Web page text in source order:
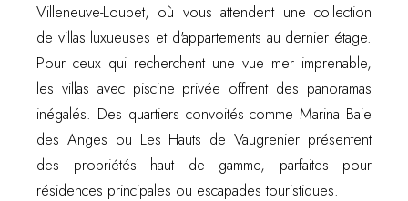
Villeneuve-Loubet, où vous attendent une collection
de villas luxueuses et d'appartements au dernier étage.
Pour ceux qui recherchent une vue mer imprenable,
les villas avec piscine privée offrent des panoramas
inégalés. Des quartiers convoités comme Marina Baie
des Anges ou Les Hauts de Vaugrenier présentent
des propriétés haut de gamme, parfaites pour
résidences principales ou escapades touristiques.